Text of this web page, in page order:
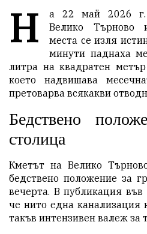
Н
а 22 май 2026 г.
Велико Търново
места се изля
минути паднаха
литра на квадратен
което надвишава
претоварва всякакви
Бедствено
столица
Кметът на Велико
бедствено положение за
вечерта. В публикация
че нито една канализация
такъв интензивен валеж за